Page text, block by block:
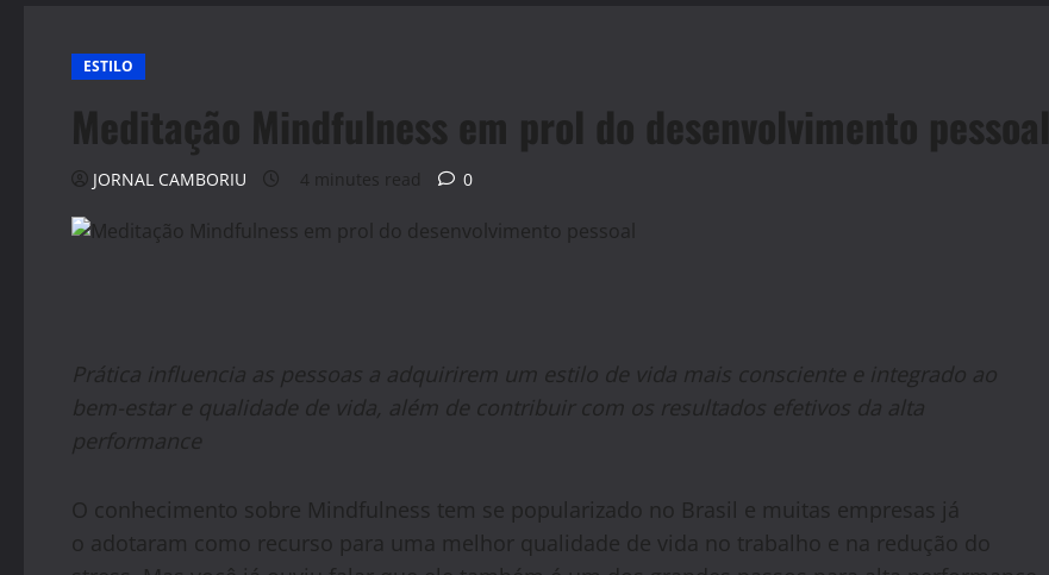
ESTILO
Meditação Mindfulness em prol do desenvolvimento pessoal
JORNAL CAMBORIU 4 minutes read 0
Prática influencia as pessoas a adquirirem um estilo de vida mais consciente e integrado ao
bem-estar e qualidade de vida, além de contribuir com os resultados efetivos da alta
performance
O conhecimento sobre Mindfulness tem se popularizado no Brasil e muitas empresas já
o adotaram como recurso para uma melhor qualidade de vida no trabalho e na redução do